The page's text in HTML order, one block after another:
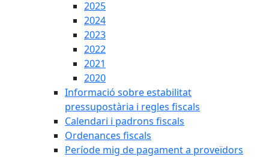
2025
2024
2023
2022
2021
2020
Informació sobre estabilitat
pressupostària i regles fiscals
Calendari i padrons fiscals
Ordenances fiscals
Període mig de pagament a proveïdors